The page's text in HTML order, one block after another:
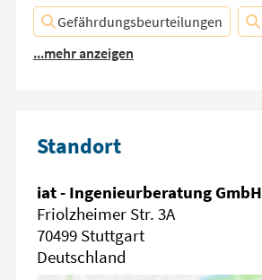
Gefährdungsbeurteilungen
...mehr anzeigen
Standort
iat - Ingenieurberatung GmbH
Friolzheimer Str. 3A
70499 Stuttgart
Deutschland